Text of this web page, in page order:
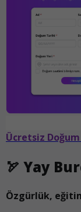
Ücretsiz
🏹 Yay
Özgürlük,